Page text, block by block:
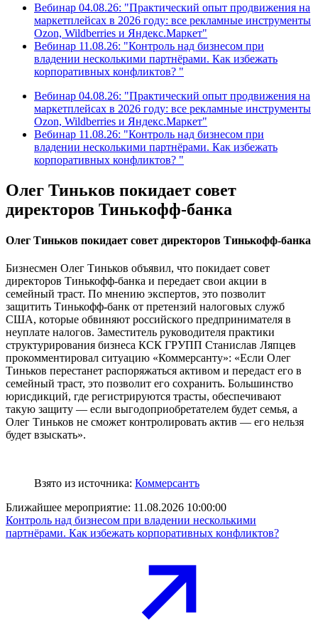
Вебинар 04.08.26: "Практический опыт продвижения на
маркетплейсах в 2026 году: все рекламные инструменты
Ozon, Wildberries и Яндекс.Маркет"
Вебинар 11.08.26: "Контроль над бизнесом при
владении несколькими партнёрами. Как избежать
корпоративных конфликтов? "
Вебинар 04.08.26: "Практический опыт продвижения на
маркетплейсах в 2026 году: все рекламные инструменты
Ozon, Wildberries и Яндекс.Маркет"
Вебинар 11.08.26: "Контроль над бизнесом при
владении несколькими партнёрами. Как избежать
корпоративных конфликтов? "
Олег Тиньков покидает совет
директоров Тинькофф-банка
Олег Тиньков покидает совет директоров Тинькофф-банка
Бизнесмен Олег Тиньков объявил, что покидает совет
директоров Тинькофф-банка и передает свои акции в
семейный траст. По мнению экспертов, это позволит
защитить Тинькофф-банк от претензий налоговых служб
США, которые обвиняют российского предпринимателя в
неуплате налогов. Заместитель руководителя практики
структурирования бизнеса КСК ГРУПП Станислав Ляпцев
прокомментировал ситуацию «Коммерсанту»: «Если Олег
Тиньков перестанет распоряжаться активом и передаст его в
семейный траст, это позволит его сохранить. Большинство
юрисдикций, где регистрируются трасты, обеспечивают
такую защиту — если выгодоприобретателем будет семья, а
Олег Тиньков не сможет контролировать актив — его нельзя
будет взыскать».
Взято из источника: Коммерсантъ
Ближайшее мероприятие: 11.08.2026 10:00:00
Контроль над бизнесом при владении несколькими
партнёрами. Как избежать корпоративных конфликтов?